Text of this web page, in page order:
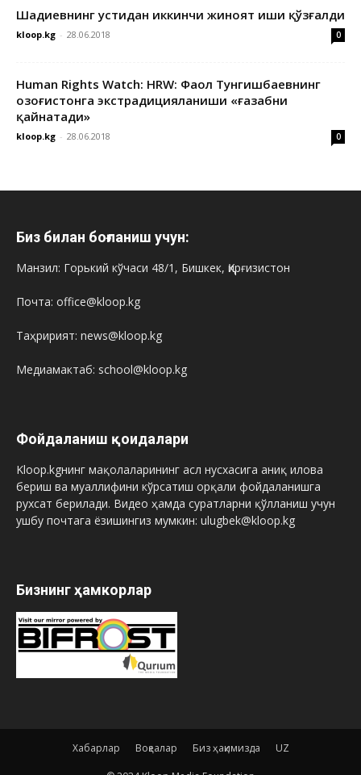
Шадиевнинг устидан иккинчи жиноят иши қўзғалди
kloop.kg - 28.06.2018 0
Human Rights Watch: HRW: Фаол Тунгишбаевнинг
Қозоғистонга экстрадицияланиши «ғазабни
қайнатади»
kloop.kg - 28.06.2018 0
Биз билан боғланиш учун:
Манзил: Горький кўчаси 48/1, Бишкек, Қирғизистон
Почта: office@kloop.kg
Таҳририят: news@kloop.kg
Медиамактаб: school@kloop.kg
Фойдаланиш қоидалари
Kloop.kgнинг мақолаларининг асл нусхасига аниқ илова
бериш ва муаллифини кўрсатиш орқали фойдаланишга
рухсат берилади. Видео ҳамда суратларни қўлланиш учун
ушбу почтага ёзишингиз мумкин: ulugbek@kloop.kg
Бизнинг ҳамкорлар
Хабарлар Воқеалар Биз ҳақимизда UZ